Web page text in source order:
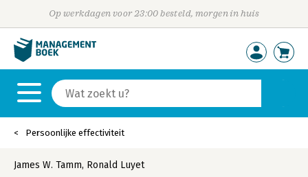
Op werkdagen voor 23:00 besteld, morgen in huis
Persoonlijke effectiviteit
James W. Tamm, Ronald Luyet